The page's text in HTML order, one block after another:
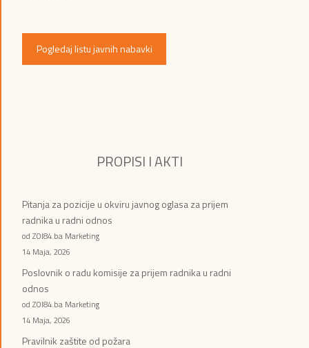
Pogledaj listu javnih nabavki
PROPISI I AKTI
Pitanja za pozicije u okviru javnog oglasa za prijem
radnika u radni odnos
od ZOI84.ba Marketing
14 Maja, 2026
Poslovnik o radu komisije za prijem radnika u radni
odnos
od ZOI84.ba Marketing
14 Maja, 2026
Pravilnik zaštite od požara